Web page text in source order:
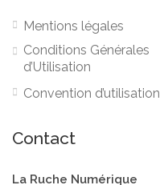
Mentions légales
Conditions Générales
d’Utilisation
Convention d’utilisation
Contact
La Ruche Numérique